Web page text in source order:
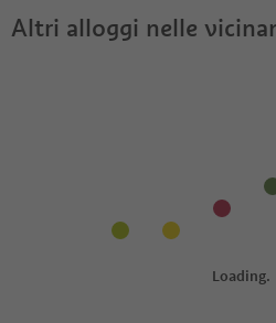
Altri alloggi nelle